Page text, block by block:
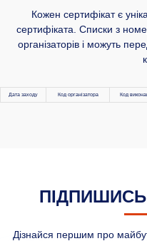
Кожен сертифікат є
сертифіката. Списки з
організаторів і можуть
Дата заходу Код організатора Код
Дізнайся першим про